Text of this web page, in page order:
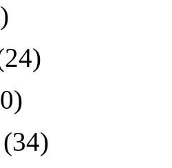
(34)